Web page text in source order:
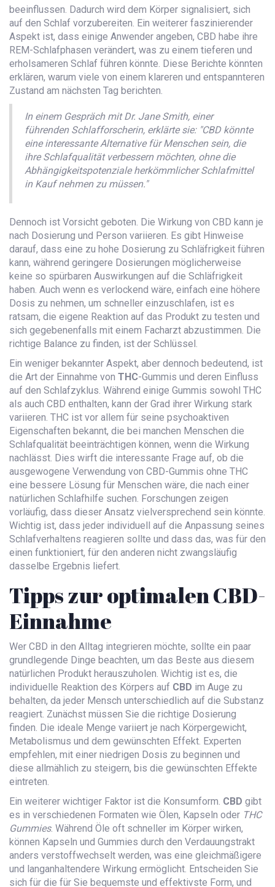
beeinflussen. Dadurch wird dem Körper signalisiert, sich
auf den Schlaf vorzubereiten. Ein weiterer faszinierender
Aspekt ist, dass einige Anwender angeben, CBD habe ihre
REM-Schlafphasen verändert, was zu einem tieferen und
erholsameren Schlaf führen könnte. Diese Berichte könnten
erklären, warum viele von einem klareren und entspannteren
Zustand am nächsten Tag berichten.
In einem Gespräch mit Dr. Jane Smith, einer
führenden Schlafforscherin, erklärte sie: "CBD könnte
eine interessante Alternative für Menschen sein, die
ihre Schlafqualität verbessern möchten, ohne die
Abhängigkeitspotenziale herkömmlicher Schlafmittel
in Kauf nehmen zu müssen."
Dennoch ist Vorsicht geboten. Die Wirkung von CBD kann je
nach Dosierung und Person variieren. Es gibt Hinweise
darauf, dass eine zu hohe Dosierung zu Schläfrigkeit führen
kann, während geringere Dosierungen möglicherweise
keine so spürbaren Auswirkungen auf die Schläfrigkeit
haben. Auch wenn es verlockend wäre, einfach eine höhere
Dosis zu nehmen, um schneller einzuschlafen, ist es
ratsam, die eigene Reaktion auf das Produkt zu testen und
sich gegebenenfalls mit einem Facharzt abzustimmen. Die
richtige Balance zu finden, ist der Schlüssel.
Ein weniger bekannter Aspekt, aber dennoch bedeutend, ist
die Art der Einnahme von THC-Gummis und deren Einfluss
auf den Schlafzyklus. Während einige Gummis sowohl THC
als auch CBD enthalten, kann der Grad ihrer Wirkung stark
variieren. THC ist vor allem für seine psychoaktiven
Eigenschaften bekannt, die bei manchen Menschen die
Schlafqualität beeinträchtigen können, wenn die Wirkung
nachlässt. Dies wirft die interessante Frage auf, ob die
ausgewogene Verwendung von CBD-Gummis ohne THC
eine bessere Lösung für Menschen wäre, die nach einer
natürlichen Schlafhilfe suchen. Forschungen zeigen
vorläufig, dass dieser Ansatz vielversprechend sein könnte.
Wichtig ist, dass jeder individuell auf die Anpassung seines
Schlafverhaltens reagieren sollte und dass das, was für den
einen funktioniert, für den anderen nicht zwangsläufig
dasselbe Ergebnis liefert.
Tipps zur optimalen CBD-
Einnahme
Wer CBD in den Alltag integrieren möchte, sollte ein paar
grundlegende Dinge beachten, um das Beste aus diesem
natürlichen Produkt herauszuholen. Wichtig ist es, die
individuelle Reaktion des Körpers auf CBD im Auge zu
behalten, da jeder Mensch unterschiedlich auf die Substanz
reagiert. Zunächst müssen Sie die richtige Dosierung
finden. Die ideale Menge variiert je nach Körpergewicht,
Metabolismus und dem gewünschten Effekt. Experten
empfehlen, mit einer niedrigen Dosis zu beginnen und
diese allmählich zu steigern, bis die gewünschten Effekte
eintreten.
Ein weiterer wichtiger Faktor ist die Konsumform. CBD gibt
es in verschiedenen Formaten wie Ölen, Kapseln oder THC
Gummies. Während Öle oft schneller im Körper wirken,
können Kapseln und Gummies durch den Verdauungstrakt
anders verstoffwechselt werden, was eine gleichmäßigere
und langanhaltendere Wirkung ermöglicht. Entscheiden Sie
sich für die für Sie bequemste und effektivste Form, und